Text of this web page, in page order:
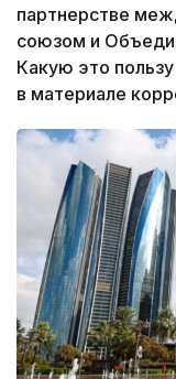
партнерстве
союзом и
Какую это
в материале